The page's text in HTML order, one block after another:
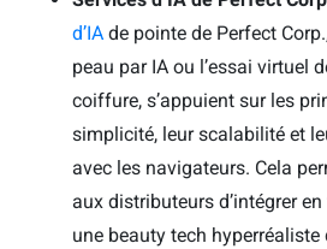
d’IA de pointe de Perfect
peau par IA ou l’essai virtuel
coiffure, s’appuient sur les
simplicité, leur scalabilité et
avec les navigateurs. Cela
aux distributeurs d’intégrer
une beauty tech